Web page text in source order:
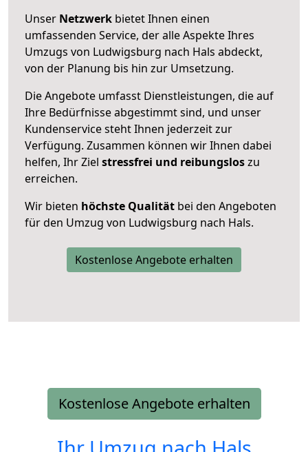
Unser Netzwerk bietet Ihnen einen
umfassenden Service, der alle Aspekte Ihres
Umzugs von Ludwigsburg nach Hals abdeckt,
von der Planung bis hin zur Umsetzung.
Die Angebote umfasst Dienstleistungen, die auf
Ihre Bedürfnisse abgestimmt sind, und unser
Kundenservice steht Ihnen jederzeit zur
Verfügung. Zusammen können wir Ihnen dabei
helfen, Ihr Ziel stressfrei und reibungsloszu
erreichen.
Wir bieten höchste Qualität bei den Angeboten
für den Umzug von Ludwigsburg nach Hals.
Kostenlose Angebote erhalten
Kostenlose Angebote erhalten